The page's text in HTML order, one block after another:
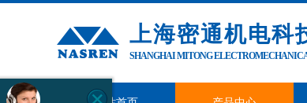
上海密通机电科
SHANGHAI MITONG